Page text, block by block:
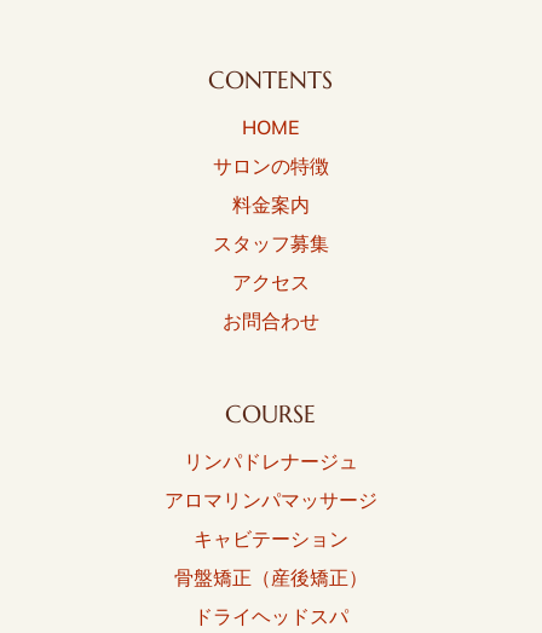
CONTENTS
HOME
サロンの特徴
料金案内
スタッフ募集
アクセス
お問合わせ
COURSE
リンパドレナージュ
アロマリンパマッサージ
キャビテーション
骨盤矯正（産後矯正）
ドライヘッドスパ